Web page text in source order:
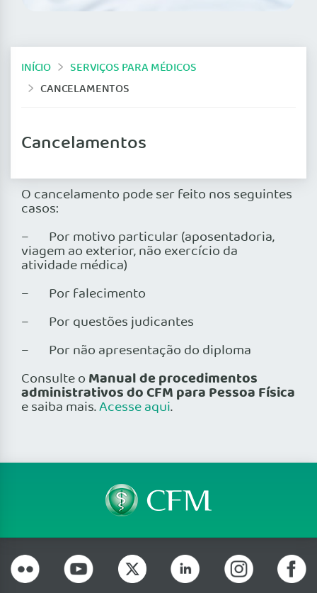
INÍCIO
SERVIÇOS PARA MÉDICOS
CANCELAMENTOS
Cancelamentos
O cancelamento pode ser feito nos seguintes
casos:
– Por motivo particular (aposentadoria,
viagem ao exterior, não exercício da
atividade médica)
– Por falecimento
– Por questões judicantes
– Por não apresentação do diploma
Consulte o Manual de procedimentos
administrativos do CFM para Pessoa Física
e saiba mais.Acesse aqui.